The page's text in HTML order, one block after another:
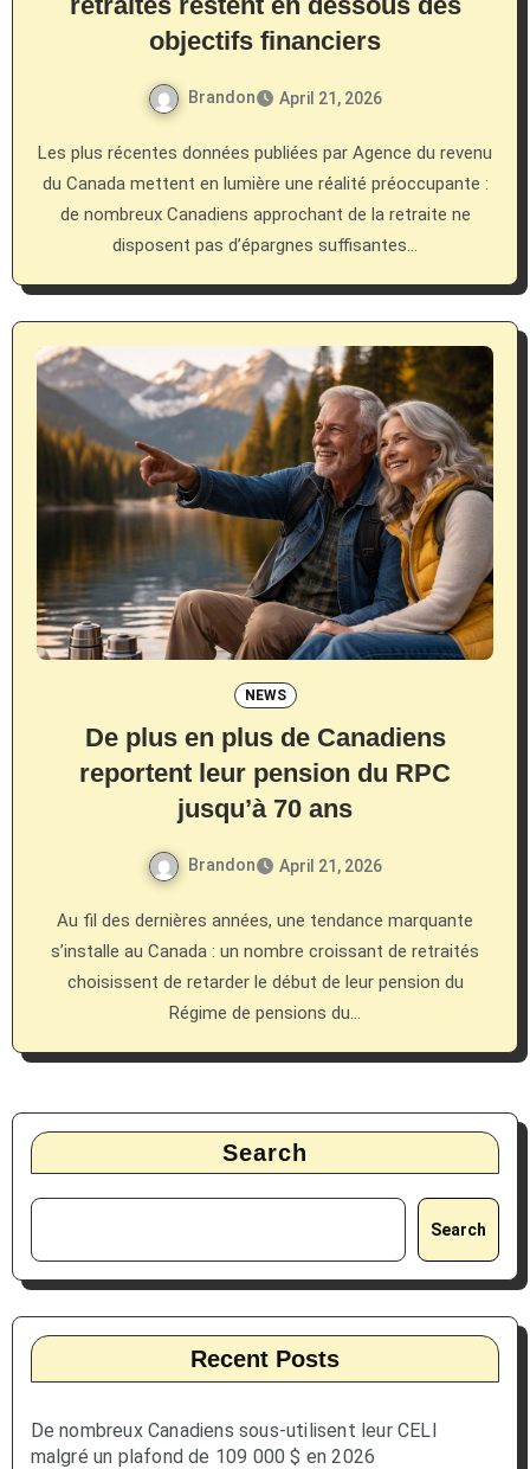
objectifs financiers
Brandon April 21, 2026
Les plus récentes données publiées par Agence du revenu
du Canada mettent en lumière une réalité préoccupante :
de nombreux Canadiens approchant de la retraite ne
disposent pas d’épargnes suffisantes…
NEWS
De plus en plus de Canadiens
reportent leur pension du RPC
jusqu’à 70 ans
Brandon April 21, 2026
Au fil des dernières années, une tendance marquante
s’installe au Canada : un nombre croissant de retraités
choisissent de retarder le début de leur pension du
Régime de pensions du…
Search
Search
Recent Posts
De nombreux Canadiens sous-utilisent leur CELI
malgré un plafond de 109 000 $ en 2026